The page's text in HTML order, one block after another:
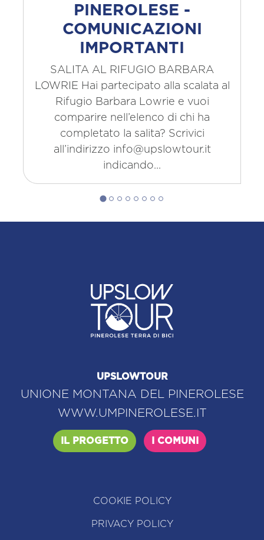
PINEROLESE -
COMUNICAZIONI
IMPORTANTI
SALITA AL RIFUGIO BARBARA
LOWRIE Hai partecipato alla scalata al
Rifugio Barbara Lowrie e vuoi
comparire nell’elenco di chi ha
completato la salita? Scrivici
all’indirizzo info@upslowtour.it
indicando...
UPSLOWTOUR
UNIONE MONTANA DEL PINEROLESE
WWW.UMPINEROLESE.IT
IL PROGETTO I COMUNI
COOKIE POLICY
PRIVACY POLICY